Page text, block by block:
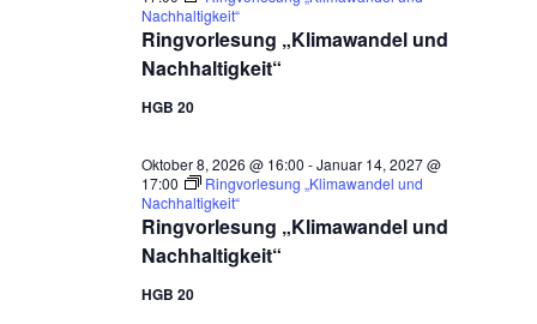
Ringvorlesung „Klimawandel und
Nachhaltigkeit“
Nachhaltigkeit“
HGB 20
Ringvorlesung „Klimawandel und
Nachhaltigkeit“
Oktober 8, 2026 @ 16:00 -Januar 14, 2027 @
17:00
Ringvorlesung „Klimawandel und
Nachhaltigkeit“
HGB 20